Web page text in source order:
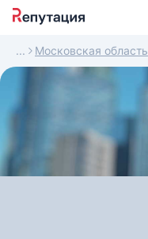
Московская область